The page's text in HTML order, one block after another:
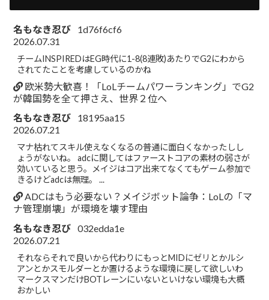
名もなき忍び
1d76f6cf6
2026.07.31
チームINSPIREDはEG時代に1-8(8連敗)あたりでG2にわから
されてたことを考慮しているのかね
欧米勢大歓喜！「LoLチームパワーランキング」でG2
が韓国勢を全て押さえ、世界２位へ
名もなき忍び
18195aa15
2026.07.21
マナ枯れてスキル使えなくなるの普通に面白くなかったしし
ょうがないね。 adcに関してはファーストコアの素材の弱さが
効いていると思う。メイジはコア出来てなくてもゲーム参加で
きるけどadcは無理。 ...
ADCはもう必要ない？メイジボット論争：LoLの「マ
ナ管理崩壊」が環境を壊す理由
名もなき忍び 032edda1e
2026.07.21
それならそれで良いから代わりにもっとMIDにゼリとかルシ
アンとかスモルダーとか置けるような環境に戻して欲しいわ
マークスマンだけBOTレーンにいないといけない環境も大概
おかしい